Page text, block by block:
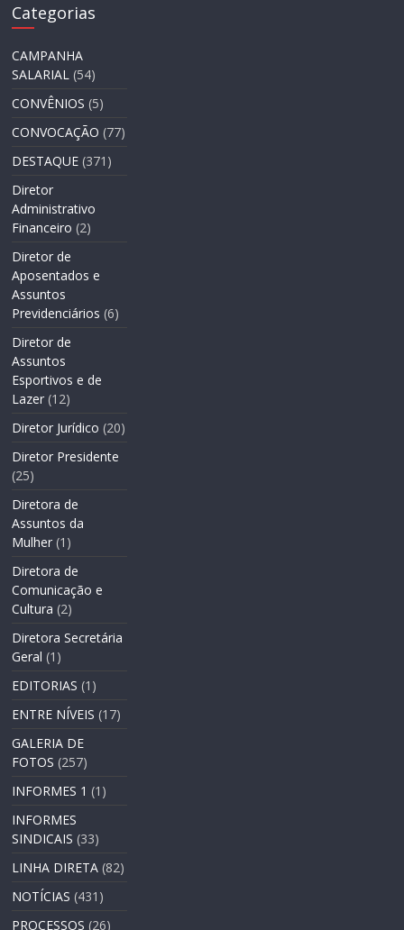
Categorias
CAMPANHA
SALARIAL (54)
CONVÊNIOS (5)
CONVOCAÇÃO (77)
DESTAQUE (371)
Diretor
Administrativo
Financeiro (2)
Diretor de
Aposentados e
Assuntos
Previdenciários (6)
Diretor de
Assuntos
Esportivos e de
Lazer (12)
Diretor Jurídico (20)
Diretor Presidente
(25)
Diretora de
Assuntos da
Mulher (1)
Diretora de
Comunicação e
Cultura (2)
Diretora Secretária
Geral (1)
EDITORIAS (1)
ENTRE NÍVEIS (17)
GALERIA DE
FOTOS (257)
INFORMES 1 (1)
INFORMES
SINDICAIS (33)
LINHA DIRETA (82)
NOTÍCIAS (431)
PROCESSOS (26)